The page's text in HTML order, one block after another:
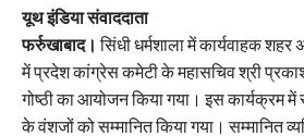
यूथ इंडिया संवाददाता
फर्रुखाबाद। सिंधी धर्मशाला में कार्यवाहक
में प्रदेश कांग्रेस कमेटी के महासचिव श्री प्रकाश
गोष्ठी का आयोजन किया गया। इस कार्यक्रम में
के वंशजों को सम्मानित किया गया। सम्मानित